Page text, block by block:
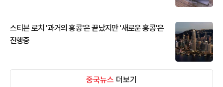
스티븐 로치 '과거의 홍콩'은 끝났지만 '새로운 홍콩'은
진행중
중국뉴스 더보기